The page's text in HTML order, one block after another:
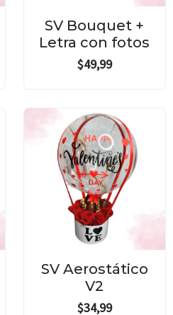
SV Bouquet +
Letra con fotos
$49,99
SV Aerostático
V2
$34,99